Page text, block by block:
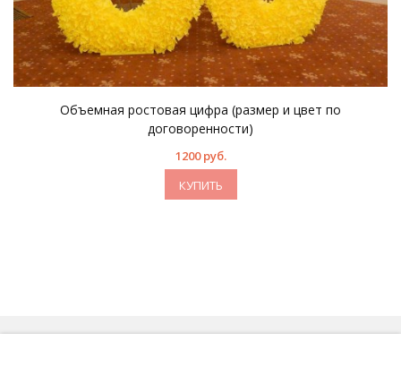
Объемная ростовая цифра (размер и цвет по
договоренности)
1200 руб.
КУПИТЬ